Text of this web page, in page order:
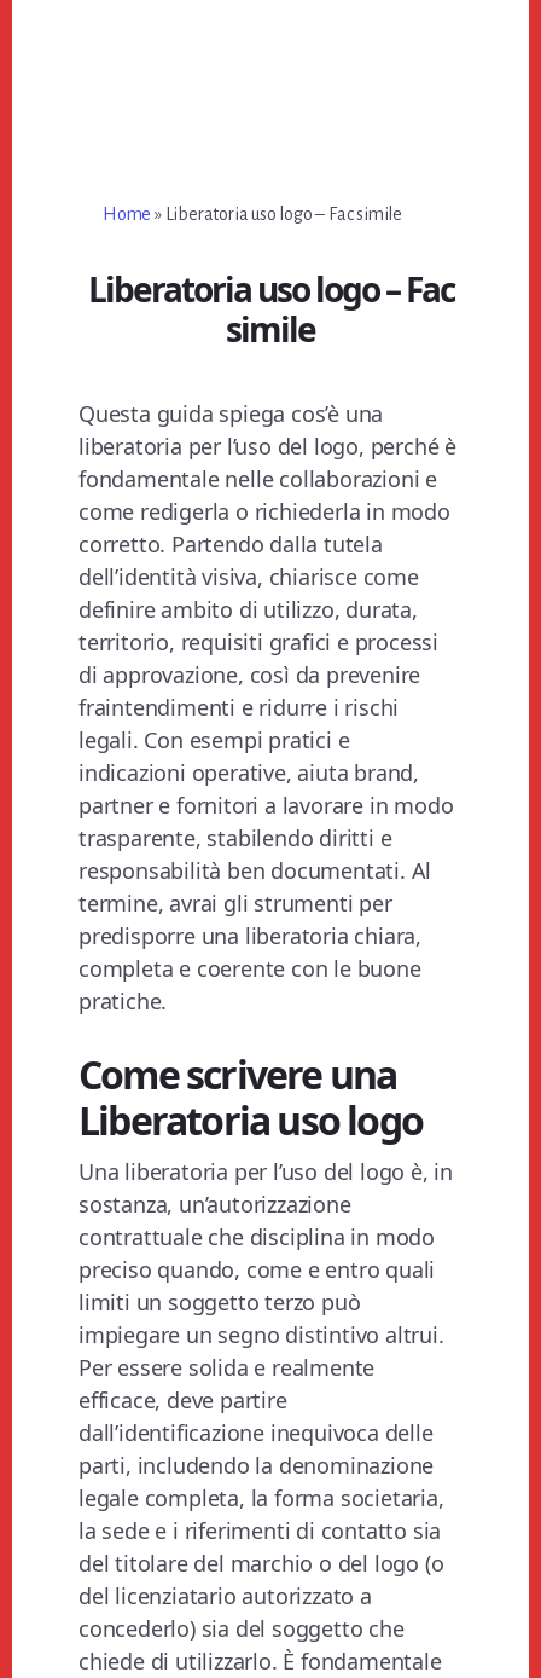
Home » Liberatoria uso logo​ – Fac simile
Liberatoria uso logo​ – Fac
simile
Questa guida spiega cos’è una
liberatoria per l’uso del logo, perché è
fondamentale nelle collaborazioni e
come redigerla o richiederla in modo
corretto. Partendo dalla tutela
dell’identità visiva, chiarisce come
definire ambito di utilizzo, durata,
territorio, requisiti grafici e processi
di approvazione, così da prevenire
fraintendimenti e ridurre i rischi
legali. Con esempi pratici e
indicazioni operative, aiuta brand,
partner e fornitori a lavorare in modo
trasparente, stabilendo diritti e
responsabilità ben documentati. Al
termine, avrai gli strumenti per
predisporre una liberatoria chiara,
completa e coerente con le buone
pratiche.
Come scrivere una
Liberatoria uso logo​
Una liberatoria per l’uso del logo è, in
sostanza, un’autorizzazione
contrattuale che disciplina in modo
preciso quando, come e entro quali
limiti un soggetto terzo può
impiegare un segno distintivo altrui.
Per essere solida e realmente
efficace, deve partire
dall’identificazione inequivoca delle
parti, includendo la denominazione
legale completa, la forma societaria,
la sede e i riferimenti di contatto sia
del titolare del marchio o del logo (o
del licenziatario autorizzato a
concederlo) sia del soggetto che
chiede di utilizzarlo. È fondamentale